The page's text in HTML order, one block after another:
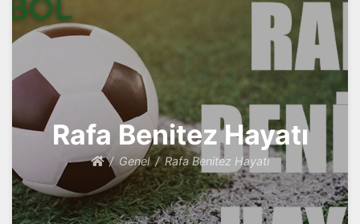
Rafa Benitez Hayatı
Genel Rafa Benitez Hayatı